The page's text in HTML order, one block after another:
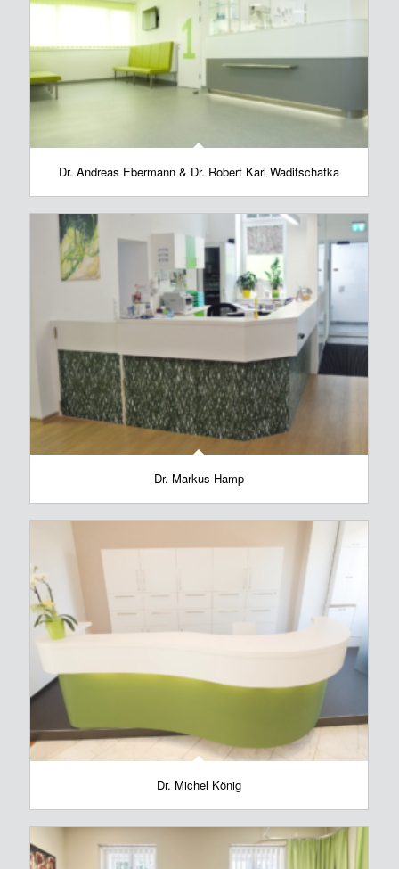
Dr. Andreas Ebermann & Dr. Robert Karl Waditschatka
Dr. Markus Hamp
Dr. Michel König